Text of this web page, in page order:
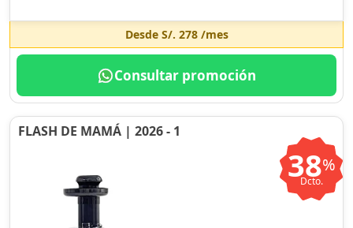
Desde S/. 278/mes
Consultar promoción
FLASH DE MAMÁ | 2026 - 1
38%
Dcto.